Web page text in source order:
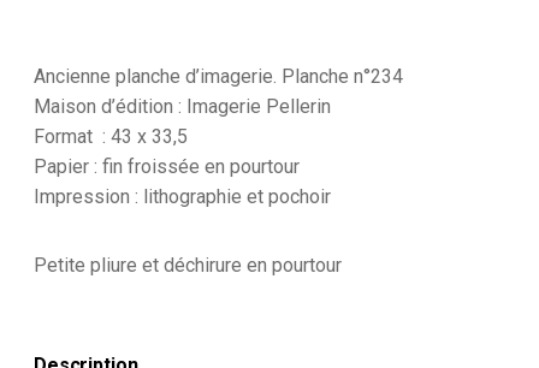
-
Pellerin
Editeur
-
N°234
-
Cuirassiers
République
Ancienne planche d’imagerie. Planche n°234
Maison d’édition : Imagerie Pellerin
Format : 43 x 33,5
Papier : fin froissée en pourtour
Impression : lithographie et pochoir
Petite pliure et déchirure en pourtour